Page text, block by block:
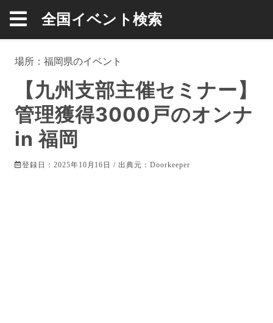
全国イベント検索
場所： 福岡県のイベント
【九州支部主催セミナー】
管理獲得3000戸のオンナ
in 福岡
登録日：2025年10月16日 / 出典元：Doorkeeper